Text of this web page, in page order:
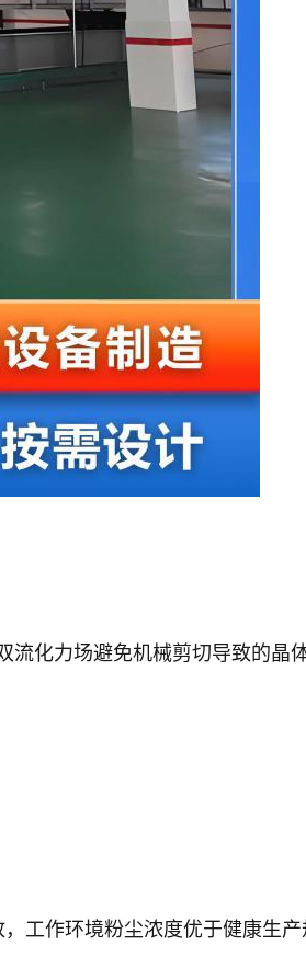
流化力场避免机械剪切导致的晶
工作环境粉尘浓度优于健康生